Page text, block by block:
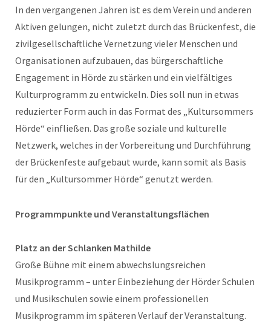
In den vergangenen Jahren ist es dem Verein und anderen
Aktiven gelungen, nicht zuletzt durch das Brückenfest, die
zivilgesellschaftliche Vernetzung vieler Menschen und
Organisationen aufzubauen, das bürgerschaftliche
Engagement in Hörde zu stärken und ein vielfältiges
Kulturprogramm zu entwickeln. Dies soll nun in etwas
reduzierter Form auch in das Format des „Kultursommers
Hörde“ einfließen. Das große soziale und kulturelle
Netzwerk, welches in der Vorbereitung und Durchführung
der Brückenfeste aufgebaut wurde, kann somit als Basis
für den „Kultursommer Hörde“ genutzt werden.
Programmpunkte und Veranstaltungsflächen
Platz an der Schlanken Mathilde
Große Bühne mit einem abwechslungsreichen
Musikprogramm – unter Einbeziehung der Hörder Schulen
und Musikschulen sowie einem professionellen
Musikprogramm im späteren Verlauf der Veranstaltung.